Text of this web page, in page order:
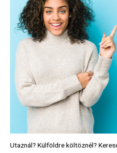
Utaznál? Külföldre költöznél?